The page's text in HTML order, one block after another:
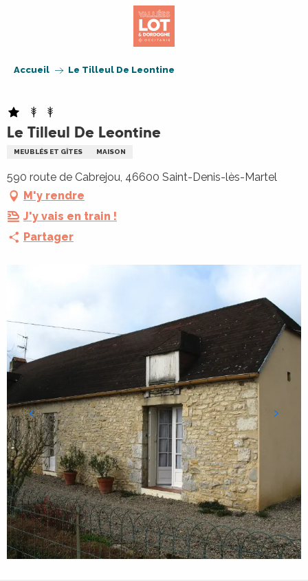
Accueil Le Tilleul De Leontine
Le Tilleul De Leontine
MEUBLÉS ET GÎTES MAISON
590 route de Cabrejou, 46600 Saint-Denis-lès-Martel
M'y rendre
J'y vais en train !
Partager